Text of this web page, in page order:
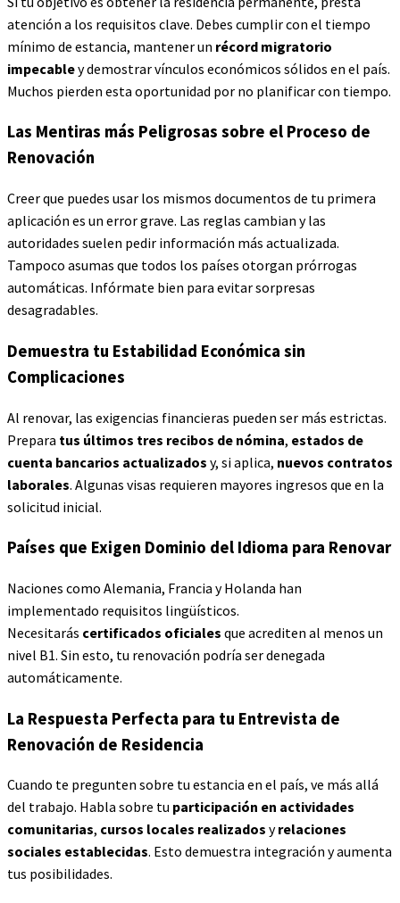
atención a los requisitos clave. Debes cumplir con el tiempo
mínimo de estancia, mantener un récord migratorio
impecabley demostrar vínculos económicos sólidos en el país.
Muchos pierden esta oportunidad por no planificar con tiempo.
Las Mentiras más Peligrosas sobre el Proceso de
Renovación
Creer que puedes usar los mismos documentos de tu primera
aplicación es un error grave. Las reglas cambian y las
autoridades suelen pedir información más actualizada.
Tampoco asumas que todos los países otorgan prórrogas
automáticas. Infórmate bien para evitar sorpresas
desagradables.
Demuestra tu Estabilidad Económica sin
Complicaciones
Al renovar, las exigencias financieras pueden ser más estrictas.
Prepara tus últimos tres recibos de nómina, estados de
cuenta bancarios actualizados y, si aplica, nuevos contratos
laborales. Algunas visas requieren mayores ingresos que en la
solicitud inicial.
Países que Exigen Dominio del Idioma para Renovar
Naciones como Alemania, Francia y Holanda han
implementado requisitos lingüísticos.
Necesitarás certificados oficiales que acrediten al menos un
nivel B1. Sin esto, tu renovación podría ser denegada
automáticamente.
La Respuesta Perfecta para tu Entrevista de
Renovación de Residencia
Cuando te pregunten sobre tu estancia en el país, ve más allá
del trabajo. Habla sobre tu participación en actividades
comunitarias, cursos locales realizados yrelaciones
sociales establecidas. Esto demuestra integración y aumenta
tus posibilidades.